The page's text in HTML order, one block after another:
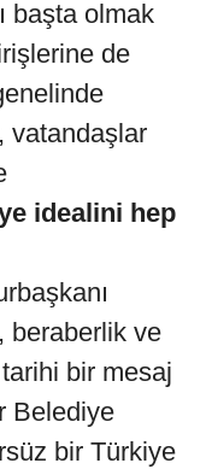
başta olmak
de
vatandaşlar
idealini hep
beraberlik ve
bir mesaj
Belediye
bir Türkiye